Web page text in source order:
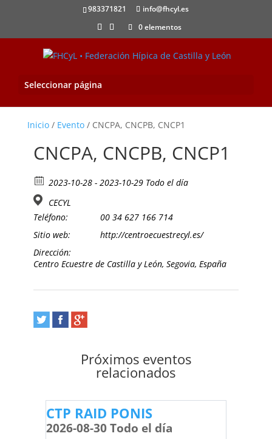
983371821
info@fhcyl.es
0 elementos
Seleccionar página
Inicio/ Evento/ CNCPA, CNCPB, CNCP1
CNCPA, CNCPB, CNCP1
2023-10-28 - 2023-10-29 Todo el día
CECYL
Teléfono:
00 34 627 166 714
Sitio web:
http://centroecuestrecyl.es/
Dirección:
Centro Ecuestre de Castilla y León, Segovia, España
Próximos eventos
relacionados
CTP RAID PONIS
2026-08-30 Todo el día